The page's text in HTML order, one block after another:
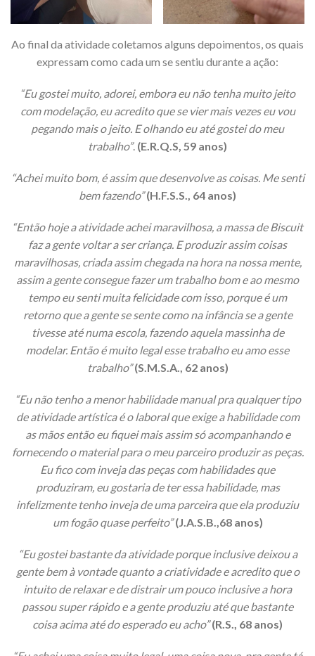
Ao final da atividade coletamos alguns depoimentos, os quais
expressam como cada um se sentiu durante a ação:
“Eu gostei muito, adorei, embora eu não tenha muito jeito
com modelação, eu acredito que se vier mais vezes eu vou
pegando mais o jeito. E olhando eu até gostei do meu
trabalho”. (E.R.Q.S, 59 anos)
“Achei muito bom, é assim que desenvolve as coisas. Me senti
bem fazendo” (H.F.S.S., 64 anos)
“Então hoje a atividade achei maravilhosa, a massa de Biscuit
faz a gente voltar a ser criança. E produzir assim coisas
maravilhosas, criada assim chegada na hora na nossa mente,
assim a gente consegue fazer um trabalho bom e ao mesmo
tempo eu senti muita felicidade com isso, porque é um
retorno que a gente se sente como na infância se a gente
tivesse até numa escola, fazendo aquela massinha de
modelar. Então é muito legal esse trabalho eu amo esse
trabalho” (S.M.S.A., 62 anos)
“Eu não tenho a menor habilidade manual pra qualquer tipo
de atividade artística é o laboral que exige a habilidade com
as mãos então eu fiquei mais assim só acompanhando e
fornecendo o material para o meu parceiro produzir as peças.
Eu fico com inveja das peças com habilidades que
produziram, eu gostaria de ter essa habilidade, mas
infelizmente tenho inveja de uma parceira que ela produziu
um fogão quase perfeito” (J.A.S.B.,68 anos)
“Eu gostei bastante da atividade porque inclusive deixou a
gente bem à vontade quanto a criatividade e acredito que o
intuito de relaxar e de distrair um pouco inclusive a hora
passou super rápido e a gente produziu até que bastante
coisa acima até do esperado eu acho” (R.S., 68 anos)